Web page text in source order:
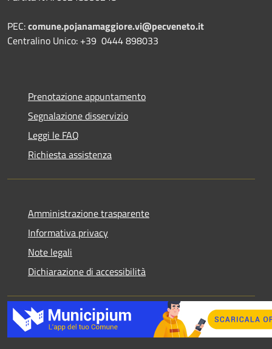
PEC:comune.pojanamaggiore.vi@pecveneto.it
Centralino Unico: +39 0444 898033
Prenotazione appuntamento
Segnalazione disservizio
Leggi le FAQ
Richiesta assistenza
Amministrazione trasparente
Informativa privacy
Note legali
Dichiarazione di accessibilità